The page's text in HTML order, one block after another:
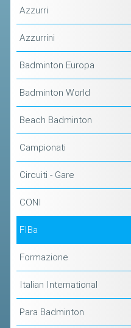
Azzurri
Azzurrini
Badminton Europa
Badminton World
Beach Badminton
Campionati
Circuiti - Gare
CONI
FIBa
Formazione
Italian International
Para Badminton
LINE